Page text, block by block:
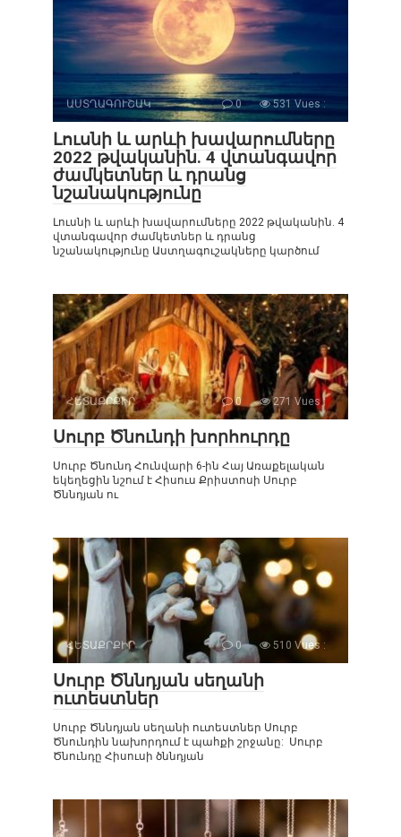
ԱՍՏՂԱԳՈՒՇԱԿ 0 531 Vues :
Լուսնի և արևի խավարումները
2022 թվականին. 4 վտանգավոր
ժամկետներ և դրանց
նշանակությունը
Լուսնի և արևի խավարումները 2022 թվականին. 4
վտանգավոր ժամկետներ և դրանց
նշանակությունը Աստղագուշակները կարծում
ՀԵՏԱՔՐՔԻՐ 0 271 Vues :
Սուրբ Ծնունդի խորհուրդը
Սուրբ Ծնունդ Հունվարի 6-ին Հայ Առաքելական
եկեղեցին նշում է Հիսուս Քրիստոսի Սուրբ
Ծննդյան ու
ՀԵՏԱՔՐՔԻՐ 0 510 Vues :
Սուրբ Ծննդյան սեղանի
ուտեստներ
Սուրբ Ծննդյան սեղանի ուտեստներ Սուրբ
Ծնունդին նախորդում է պահքի շրջանը: Սուրբ
Ծնունդը Հիսուսի ծննդյան